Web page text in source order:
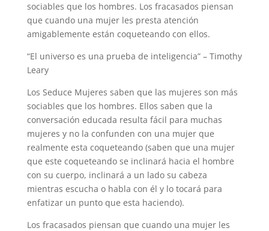
sociables que los hombres. Los fracasados piensan
que cuando una mujer les presta atención
amigablemente están coqueteando con ellos.
“El universo es una prueba de inteligencia” – Timothy
Leary
Los Seduce Mujeres saben que las mujeres son más
sociables que los hombres. Ellos saben que la
conversación educada resulta fácil para muchas
mujeres y no la confunden con una mujer que
realmente esta coqueteando (saben que una mujer
que este coqueteando se inclinará hacia el hombre
con su cuerpo, inclinará a un lado su cabeza
mientras escucha o habla con él y lo tocará para
enfatizar un punto que esta haciendo).
Los fracasados piensan que cuando una mujer les